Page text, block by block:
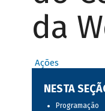
da
Ações
NESTA
Programação